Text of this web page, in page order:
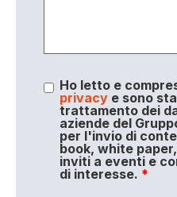
Ho letto e
privacye sono
trattamento dei
aziende del
per l'invio di
book, white
inviti a eventi e
di interesse. *